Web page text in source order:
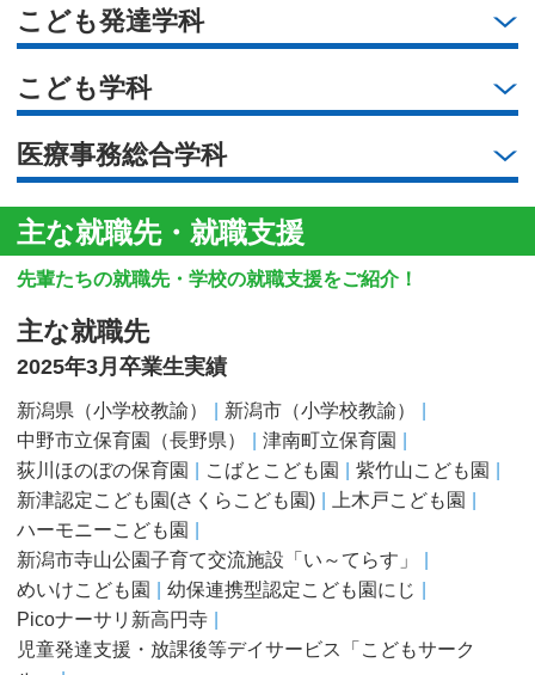
こども発達学科
こども学科
医療事務総合学科
主な就職先・就職支援
先輩たちの就職先・学校の就職支援をご紹介！
主な就職先
2025年3月卒業生実績
新潟県（小学校教諭）
新潟市（小学校教諭）
中野市立保育園（長野県）
津南町立保育園
荻川ほのぼの保育園
こばとこども園
紫竹山こども園
新津認定こども園(さくらこども園)
上木戸こども園
ハーモニーこども園
新潟市寺山公園子育て交流施設「い～てらす」
めいけこども園
幼保連携型認定こども園にじ
Picoナーサリ新高円寺
児童発達支援・放課後等デイサービス「こどもサーク